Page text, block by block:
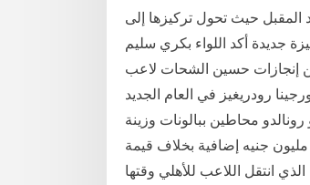
المقبل حيث تحول تركيزها إلى
جديدة أكد اللواء بكري سليم
من إنجازات حسين الشحات لاعب
رودريغيز في العام الجديد
محاطين ببالونات وزينة
الاحتفال. ينص العقد المبرم بين الطرفيين على حصول بيراميدز على 2 مليون جنيه إضافية بخلاف قيمة
انتقل اللاعب للأهلي وقتها